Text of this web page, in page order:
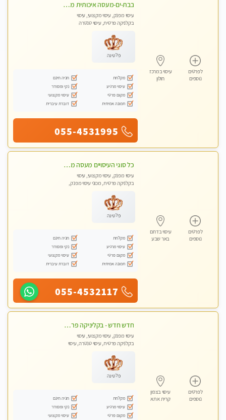
לפרטים
נוספים
עיסוי במרכז
חולון
בבת-ים-מעסה איכותית מקצועית ומפנקת עיסוי בקליניקה פרטית
עיסוי מפנק, עיסוי מקצועי, עיסוי
בקלניקה פרטית, עיסוי טנטרה
פלטינה
מקלחת
חניה חינם
עיסוי מרגיע
נקי ומסודר
מקום פרטי
עיסוי מקצועי
תמונה אמיתית
דוברת עיברית
055-4531995
לפרטים
נוספים
עיסוי בדרום
באר שבע
כל סוגי העיסויים מעסה מקצועית ואיכותית פרטי!!!חדש חדש בבאר שבע
עיסוי מפנק, עיסוי מקצועי, עיסוי
בקלניקה פרטית, מכוני עיסוי מפנק,
פלטינה
מקלחת
חניה חינם
עיסוי מרגיע
נקי ומסודר
מקום פרטי
עיסוי מקצועי
תמונה אמיתית
דוברת עיברית
055-4532117
לפרטים
נוספים
עיסוי בצפון
קרית אתא
חדש חדש - בקליניקה פרטית בחיפה עיסוי לחידוש אנרגיות עיסוי חלומי מומלץ מאוד !
עיסוי מפנק, עיסוי מקצועי, עיסוי
בקלניקה פרטית, עיסוי טנטרה, עיסוי
פלטינה
מקלחת
חניה חינם
עיסוי מרגיע
נקי ומסודר
מקום פרטי
עיסוי מקצועי